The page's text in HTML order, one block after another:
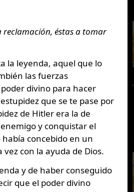
reclamación, éstas a tomar
la leyenda, aquel que lo
las fuerzas
divino para hacer
que se te pase por
de Hitler era la de
y conquistar el
concebido en un
con la ayuda de Dios.
y de haber conseguido
que el poder divino